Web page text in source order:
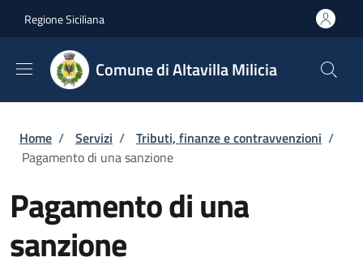
Regione Siciliana
Comune di Altavilla Milicia
Briciole di pane
Home / Servizi / Tributi, finanze e contravvenzioni /
Pagamento di una sanzione
Pagamento di una
sanzione